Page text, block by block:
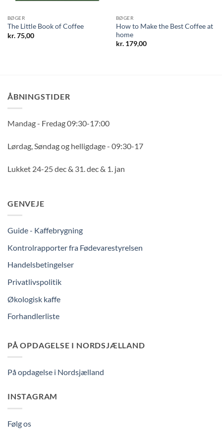
BØGER
The Little Book of Coffee
kr.75,00
BØGER
How to Make the Best Coffee at
home
kr.179,00
ÅBNINGSTIDER
Mandag - Fredag 09:30-17:00
Lørdag, Søndag og helligdage - 09:30-17
Lukket 24-25 dec & 31. dec & 1. jan
GENVEJE
Guide - Kaffebrygning
Kontrolrapporter fra Fødevarestyrelsen
Handelsbetingelser
Privatlivspolitik
Økologisk kaffe
Forhandlerliste
PÅ OPDAGELSE I NORDSJÆLLAND
På opdagelse i Nordsjælland
INSTAGRAM
Følg os